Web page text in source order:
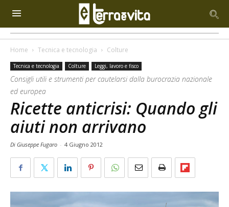
Home Tecnica e tecnologia Colture
Tecnica e tecnologia Colture Leggi, lavoro e fisco
Consigli utili e strumenti per cautelarsi dalla burocrazia nazionale
ed europea
Ricette anticrisi: Quando gli
aiuti non arrivano
Di Giuseppe Fugaro - 4 Giugno 2012